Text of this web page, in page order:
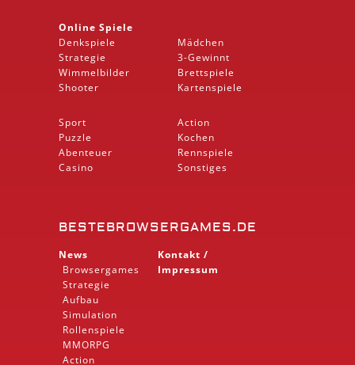
Online Spiele
Denkspiele
Strategie
Wimmelbilder
Shooter
Mädchen
3-Gewinnt
Brettspiele
Kartenspiele
Sport
Puzzle
Abenteuer
Casino
Action
Kochen
Rennspiele
Sonstiges
BESTEBROWSERGAMES.DE
News
Browsergames
Strategie
Aufbau
Simulation
Rollenspiele
MMORPG
Action
Kontakt /
Impressum